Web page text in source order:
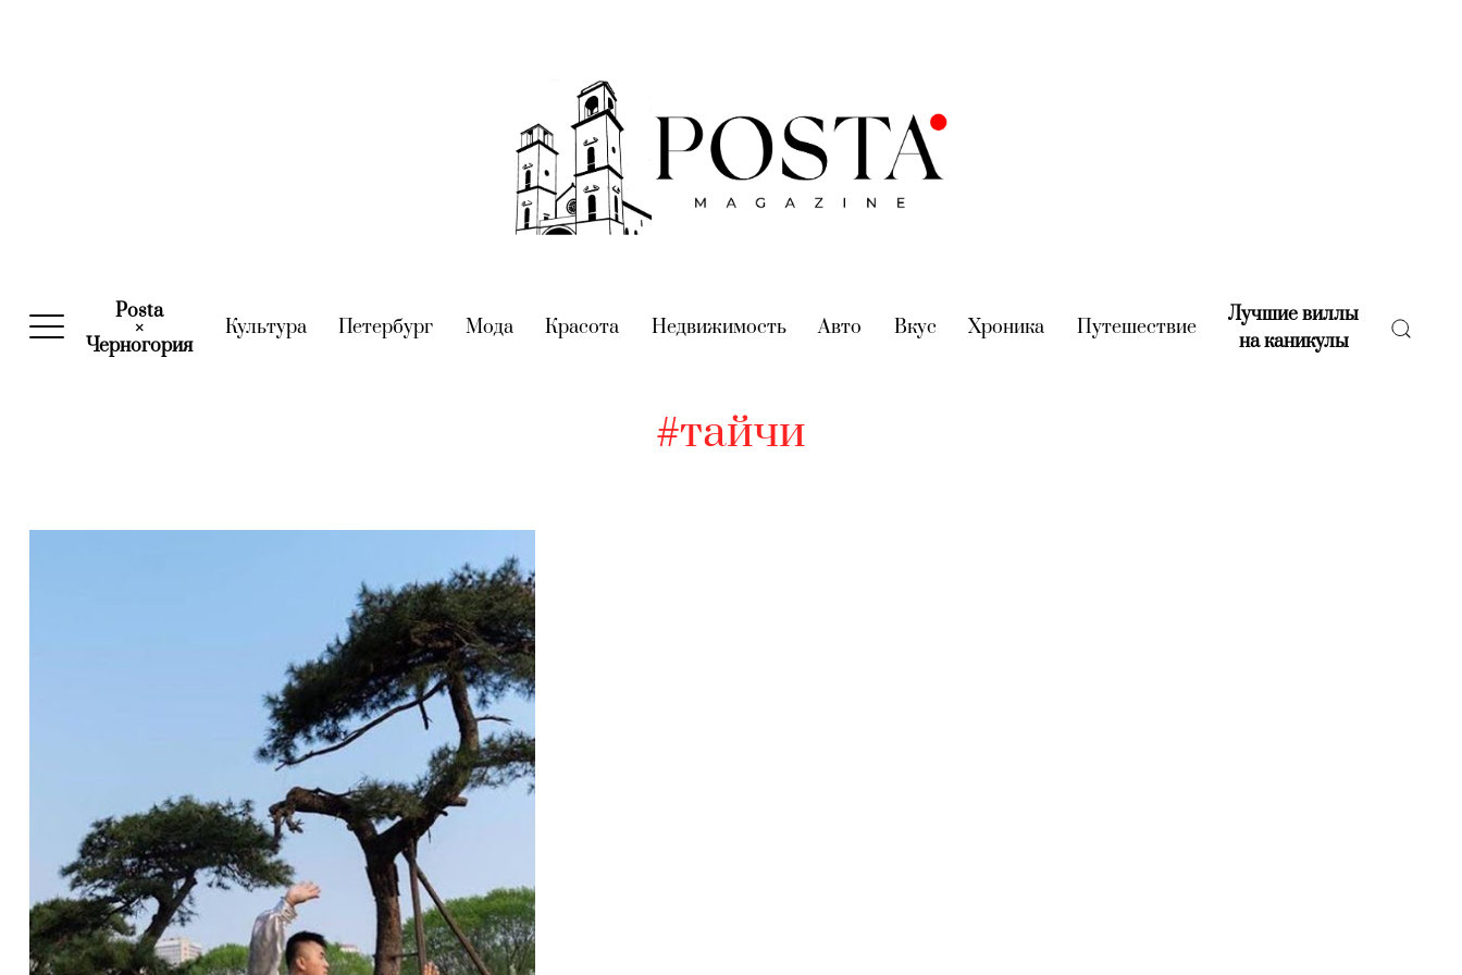
Posta
×
Черногория(current)
Культура(current)
Петербург (current)
Мода(current)
Красота (current)
Недвижимость(current)
Авто (current)
Вкус (current)
Хроника (current)
Путешествие(current)
Лучшие виллы
на каникулы(current)
#тайчи